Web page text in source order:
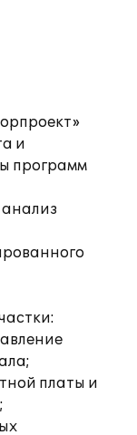
и
программ
платы и